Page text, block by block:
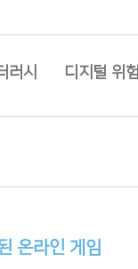
러시 디지털 위험
온라인 게임